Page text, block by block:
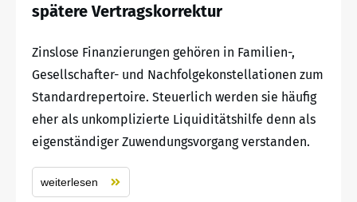
spätere Vertragskorrektur
Zinslose Finanzierungen gehören in Familien-,
Gesellschafter- und Nachfolgekonstellationen zum
Standardrepertoire. Steuerlich werden sie häufig
eher als unkomplizierte Liquiditätshilfe denn als
eigenständiger Zuwendungsvorgang verstanden.
weiterlesen